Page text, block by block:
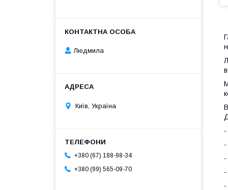
-
-
-
-
-
Людмила
Київ, Україна
+380 (67) 188-98-34
+380 (99) 565-09-70